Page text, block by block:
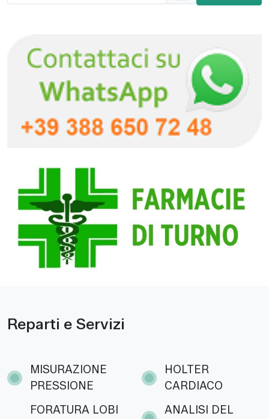
Reparti e Servizi
MISURAZIONE
PRESSIONE
FORATURA LOBI
HOLTER
CARDIACO
ANALISI DEL